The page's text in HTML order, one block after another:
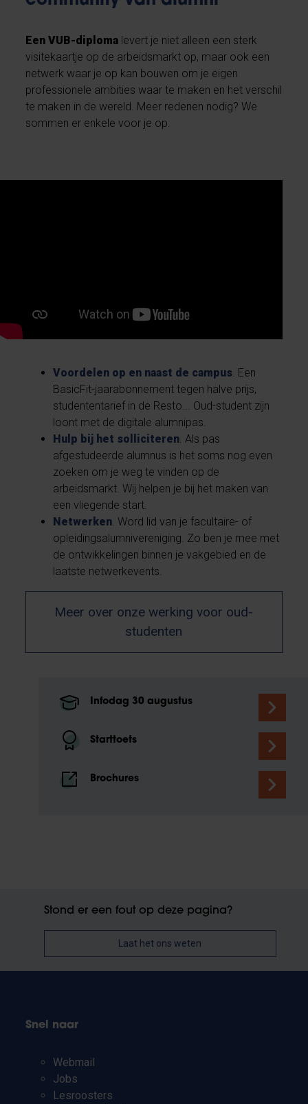
Een VUB-diploma levert je niet alleen een sterk
visitekaartje op de arbeidsmarkt op, maar ook een
netwerk waar je op kan bouwen om je eigen
professionele ambities waar te maken en het verschil
te maken in de wereld. Meer redenen nodig? We
sommen er enkele voor je op.
Voordelen op en naast de campus. Een
BasicFit-jaarabonnement tegen halve prijs,
studententarief in de Resto... Oud-student zijn
loont met de digitale alumnipas.
Hulp bij het solliciteren. Als pas
afgestudeerde alumnus is het soms nog even
zoeken om je weg te vinden op de
arbeidsmarkt. Wij helpen je bij het maken van
een vliegende start.
Netwerken. Word lid van je facultaire- of
opleidingsalumnivereniging. Zo ben je mee met
de ontwikkelingen binnen je vakgebied en de
laatste netwerkevents.
Meer over onze werking voor oud-
studenten
Infodag 30 augustus
Starttoets
Brochures
Stond er een fout op deze pagina?
Laat het ons weten
Snel naar
Webmail
Jobs
Lesroosters